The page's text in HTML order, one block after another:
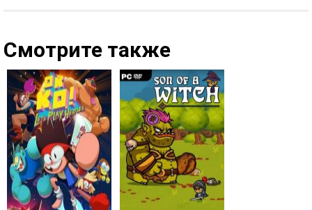
Смотрите также